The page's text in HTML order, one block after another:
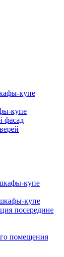
купе
купе
фасад
купе
купе
посередине
помещения